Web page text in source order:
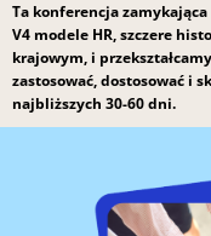
Ta konferencja
V4 modele HR, szczere
krajowym, i
zastosować, dostosować i
najbliższych 30-60 dni.